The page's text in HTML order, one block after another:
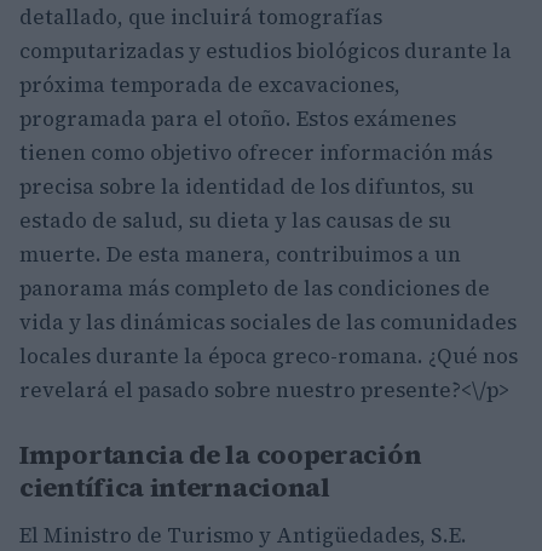
detallado, que incluirá tomografías
computarizadas y estudios biológicos durante la
próxima temporada de excavaciones,
programada para el otoño. Estos exámenes
tienen como objetivo ofrecer información más
precisa sobre la identidad de los difuntos, su
estado de salud, su dieta y las causas de su
muerte. De esta manera, contribuimos a un
panorama más completo de las condiciones de
vida y las dinámicas sociales de las comunidades
locales durante la época greco-romana. ¿Qué nos
revelará el pasado sobre nuestro presente?<\/p>
Importancia de la cooperación
científica internacional
El Ministro de Turismo y Antigüedades, S.E.